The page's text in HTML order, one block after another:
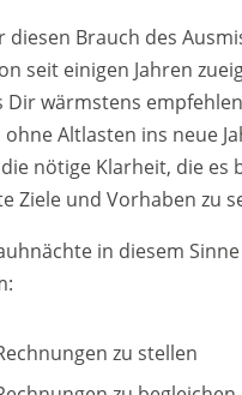
diesen Brauch des
seit einigen Jahren
Dir wärmstens
Altlasten ins neue
nötige Klarheit, die es
Ziele und Vorhaben zu
in diesem
zu stellen